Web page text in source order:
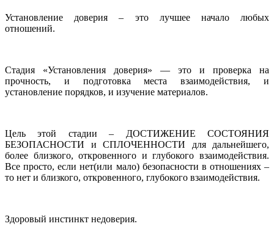
Установление доверия – это лучшее начало любых
отношений.
Стадия «Установления доверия» — это и проверка на
прочность, и подготовка места взаимодействия, и
установление порядков, и изучение материалов.
Цель этой стадии – ДОСТИЖЕНИЕ СОСТОЯНИЯ
БЕЗОПАСНОСТИ и СПЛОЧЕННОСТИ для дальнейшего,
более близкого, откровенного и глубокого взаимодействия.
Все просто, если нет(или мало) безопасности в отношениях –
то нет и близкого, откровенного, глубокого взаимодействия.
Здоровый инстинкт недоверия.